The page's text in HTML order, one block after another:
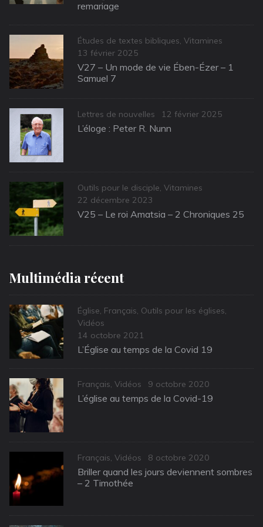
remariage
Categories
Études de textes bibliques, Vitamines
Posted
on
13 février 2025
V27 – Un mode de vie Ében-Ézer – 1
Samuel 7
Categories
Lettres de nouvelles
Posted
on
12 février 2025
L’éloge : Peter R. Nunn
Categories
Outils pour le disciple, Vitamines
Posted
on
22 décembre 2023
V25 – Le roi Amatsia – 2 Chroniques 25
Multimédia récent
Categories
Église, Français, Outils pour les églises,
Vidéos
Posted
on
14 octobre 2021
L’Église au temps de la Covid 19
Categories
Français, Vidéos
Posted
on
9 octobre 2020
L’église au temps de la Covid-19
Categories
Français, Vidéos
Posted
on
8 octobre 2020
Briller quand les jours deviennent sombres
– 2 Timothée